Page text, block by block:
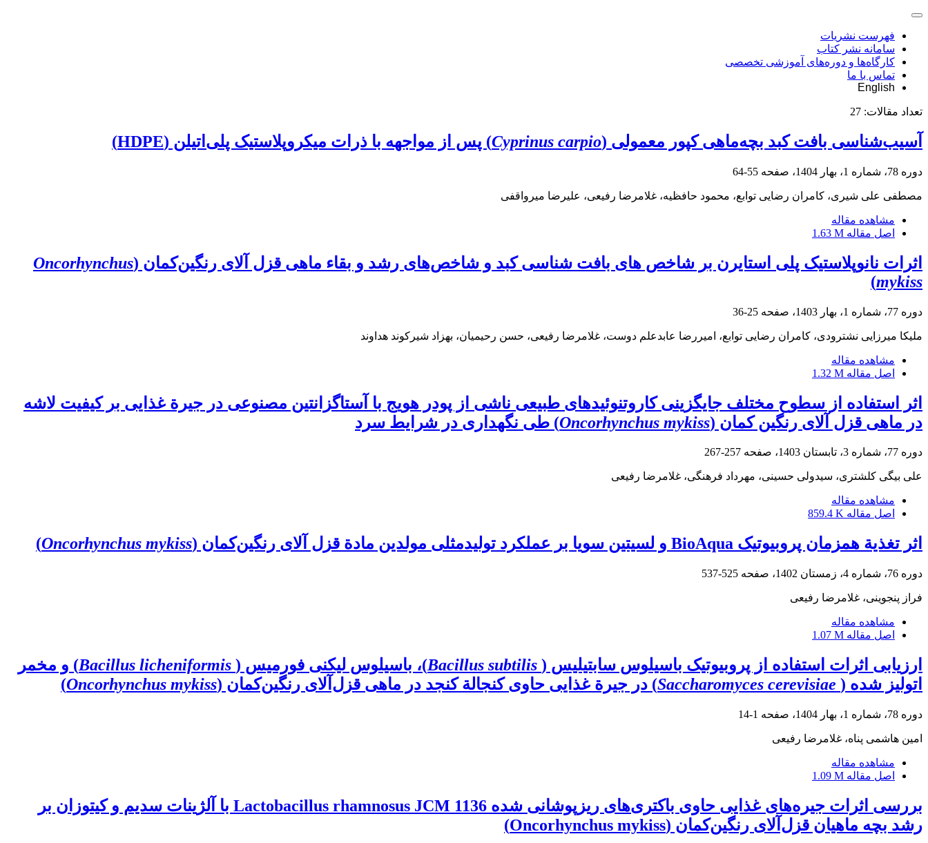
فهرست نشریات
سامانه نشر کتاب
کارگاه‌ها و دوره‌های آموزشی تخصصی
تماس با ما
English
تعداد مقالات: 27
آسیب‌شناسی بافت کبد بچه‌ماهی کپور معمولی (Cyprinus carpio) پس از مواجهه با ذرات میکروپلاستیک پلی‌اتیلن (HDPE)
دوره 78، شماره 1، بهار 1404، صفحه 55-64
مصطفی علی شیری، کامران رضایی توابع، محمود حافظیه، غلامرضا رفیعی، علیرضا میرواقفی
مشاهده مقاله
اصل مقاله 1.63 M
اثرات نانوپلاستیک پلی استایرن بر شاخص های بافت شناسی کبد و شاخص‌های رشد و بقاء ماهی قزل آلای رنگین‌کمان (Oncorhynchus
mykiss
)
دوره 77، شماره 1، بهار 1403، صفحه 25-36
ملیکا میرزایی نشترودی، کامران رضایی توابع، امیررضا عابدعلم دوست، غلامرضا رفیعی، حسن رحیمیان، بهزاد شیرکوند هداوند
مشاهده مقاله
اصل مقاله 1.32 M
اثر استفاده از سطوح مختلف جایگزینی کاروتنوئیدهای طبیعی ناشی از پودر هویج با آستاگزانتین مصنوعی در جیرة غذایی بر کیفیت لاشه
در ماهی قزل‏ آلای رنگین ‏کمان (Oncorhynchus mykiss) طی نگهداری در شرایط سرد
دوره 77، شماره 3، تابستان 1403، صفحه 257-267
علی بیگی کلشتری، سیدولی حسینی، مهرداد فرهنگی، غلامرضا رفیعی
مشاهده مقاله
اصل مقاله 859.4 K
اثر تغذیة همزمان پروبیوتیک BioAqua و لسیتین سویا بر عملکرد تولیدمثلی مولدین مادة قزل آلای رنگین‌کمان ( Oncorhynchus mykiss
)
دوره 76، شماره 4، زمستان 1402، صفحه 525-537
فراز پنجوینی، غلامرضا رفیعی
مشاهده مقاله
اصل مقاله 1.07 M
ارزیابی اثرات استفاده از پروبیوتیک باسیلوس سابتیلیس ( )، باسیلوس لیکنی فورمیس (
) و مخمر
اتولیز شده (
) در جیرة غذایی حاوی کنجالة کنجد در ماهی قزل‌آلای رنگین‌کمان (Oncorhynchus mykiss
)
دوره 78، شماره 1، بهار 1404، صفحه 1-14
امین هاشمی پناه، غلامرضا رفیعی
مشاهده مقاله
اصل مقاله 1.09 M
بررسی اثرات جیره‌های غذایی حاوی باکتری‌های ریزپوشانی شده Lactobacillus rhamnosus JCM 1136 با آلژینات سدیم و کیتوزان بر
رشد بچه ماهیان قزل‌آلای رنگین‌کمان (Oncorhynchus mykiss)